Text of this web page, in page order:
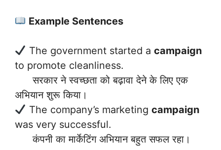
Example Sentences
The government started a campaign
to promote cleanliness.
सरकार ने स्वच्छता को बढ़ावा देने के लिए एक
अभियान शुरू किया।
The company’s marketing campaign
was very successful.
कंपनी का मार्केटिंग अभियान बहुत सफल रहा।